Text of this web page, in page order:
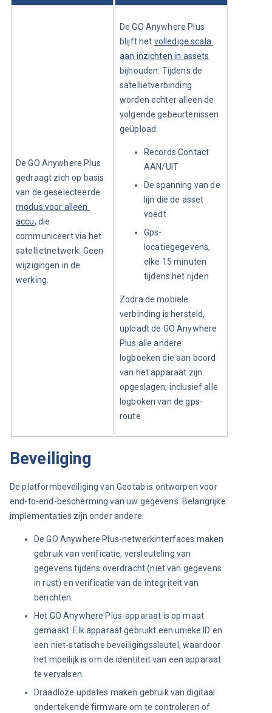
De GO Anywhere Plus
gedraagt zich op basis
van de geselecteerde
modus voor alleen
accu, die
communiceert via het
satellietnetwerk. Geen
wijzigingen in de
werking.
De GO Anywhere Plus
blijft het volledige scala
aan inzichten in assets
bijhouden. Tijdens de
satellietverbinding
worden echter alleen de
volgende gebeurtenissen
geüpload:
Records Contact
AAN/UIT
De spanning van de
lijn die de asset
voedt
Gps-
locatiegegevens,
elke 15 minuten
tijdens het rijden
Zodra de mobiele
verbinding is hersteld,
uploadt de GO Anywhere
Plus alle andere
logboeken die aan boord
van het apparaat zijn
opgeslagen, inclusief alle
logboken van de gps-
route.
Beveiliging
De platformbeveiliging van Geotab is ontworpen voor
end-to-end-bescherming van uw gegevens. Belangrijke
implementaties zijn onder andere:
De GO Anywhere Plus-netwerkinterfaces maken
gebruik van verificatie, versleuteling van
gegevens tijdens overdracht (niet van gegevens
in rust) en verificatie van de integriteit van
berichten.
Het GO Anywhere Plus-apparaat is op maat
gemaakt. Elk apparaat gebruikt een unieke ID en
een niet-statische beveiligingssleutel, waardoor
het moeilijk is om de identiteit van een apparaat
te vervalsen.
Draadloze updates maken gebruik van digitaal
ondertekende firmware om te controleren of